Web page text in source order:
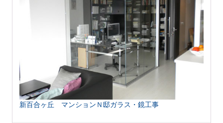
新百合ヶ丘 マンションＮ邸ガラス・鏡工事